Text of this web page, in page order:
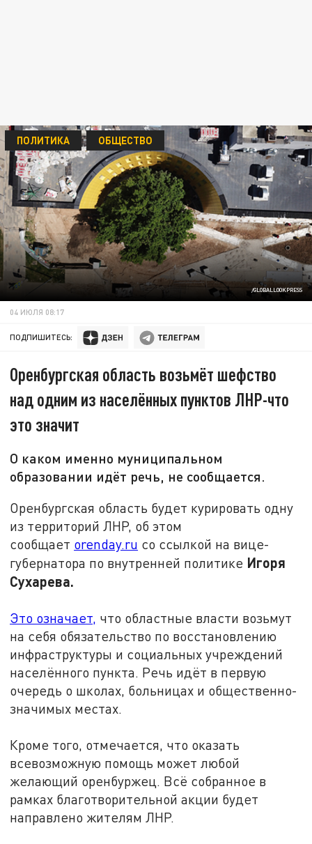
/GLOBALLOOKPRESS
ПОЛИТИКА ОБЩЕСТВО
04 ИЮЛЯ 08:17
ПОДПИШИТЕСЬ:
Оренбургская область возьмёт шефство
над одним из населённых пунктов ЛНР-что
это значит
О каком именно муниципальном
образовании идёт речь, не сообщается.
Оренбургская область будет курировать одну
из территорий ЛНР, об этом
сообщает orenday.ru со ссылкой на вице-
губернатора по внутренней политике Игоря
Сухарева.
Это означает, что областные власти возьмут
на себя обязательство по восстановлению
инфраструктуры и социальных учреждений
населённого пункта. Речь идёт в первую
очередь о школах, больницах и общественно-
значимых местах.
Кроме того, отмечается, что оказать
всевозможную помощь может любой
желающий оренбуржец. Всё собранное в
рамках благотворительной акции будет
направлено жителям ЛНР.